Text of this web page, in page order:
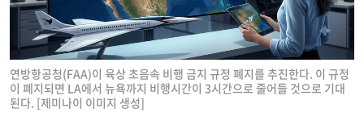
연방항공청(FAA)이 육상 초음속 비행 금지 규정 폐지를 추진한다. 이 규정
이 폐지되면 LA에서 뉴욕까지 비행시간이 3시간으로 줄어들 것으로 기대
된다. [제미나이 이미지 생성]